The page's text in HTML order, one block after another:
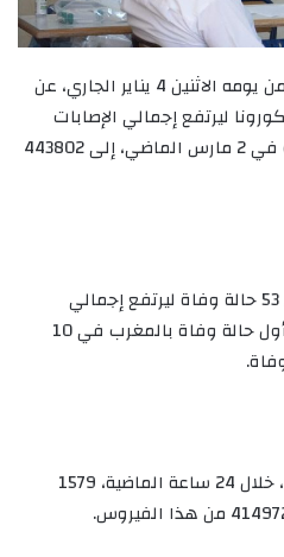
أعلنت وزارة الصحة، قبل قليل، من يومه الاثنين 4 يناير الجاري، عن
بكورونا ليرتفع إجمالي الإصابات
بالمغرب، منذ تسجيل أول إصابة في 2 مارس الماضي، إلى 443802
كما أعلنت وزارة الصحة تسجيل 53 حالة وفاة ليرتفع إجمالي
الوفيات بالمغرب، منذ تسجيل أول حالة وفاة بالمغرب في 10
وتعافى من فيروس كوفيد 19، خلال 24 ساعة الماضية، 1579